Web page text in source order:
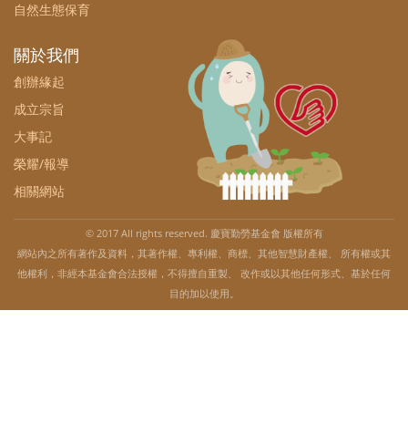
自然生態保育
關於我們
創辦緣起
成立宗旨
大事記
榮耀/報導
相關網站
© 2017 All rights reserved. 慶寶勤勞基金會 版權所有
網站內之所有著作及資料，其著作權、專利權、商標、其他智慧財產權、 所有權或其
他權利，非經本基金會合法授權，不得擅自重製、 改作或以其他任何形式、基於任何
目的加以使用。